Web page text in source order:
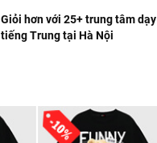
Giỏi hơn với 25+ trung tâm dạy
tiếng Trung tại Hà Nội